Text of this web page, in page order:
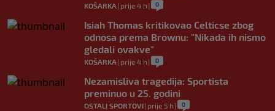
KOŠARKA | prije 4 h | 0
Isiah Thomas kritikovao Celticse zbog
odnosa prema Brownu: "Nikada ih nismo
gledali ovakve"
KOŠARKA | prije 4 h | 0
Nezamisliva tragedija: Sportista
preminuo u 25. godini
OSTALI SPORTOVI| prije 5 h | 0